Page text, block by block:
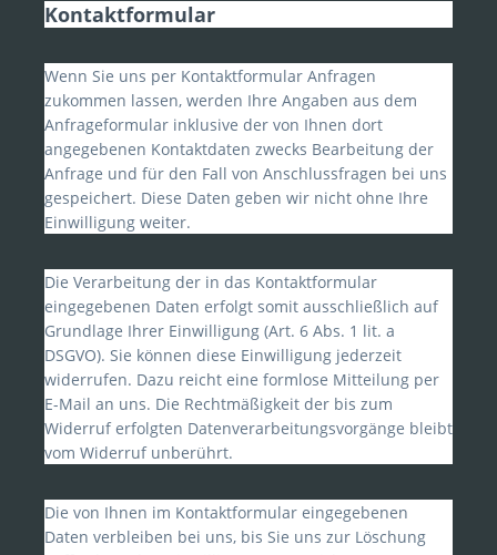
Kontaktformular
Wenn Sie uns per Kontaktformular Anfragen
zukommen lassen, werden Ihre Angaben aus dem
Anfrageformular inklusive der von Ihnen dort
angegebenen Kontaktdaten zwecks Bearbeitung der
Anfrage und für den Fall von Anschlussfragen bei uns
gespeichert. Diese Daten geben wir nicht ohne Ihre
Einwilligung weiter.
Die Verarbeitung der in das Kontaktformular
eingegebenen Daten erfolgt somit ausschließlich auf
Grundlage Ihrer Einwilligung (Art. 6 Abs. 1 lit. a
DSGVO). Sie können diese Einwilligung jederzeit
widerrufen. Dazu reicht eine formlose Mitteilung per
E-Mail an uns. Die Rechtmäßigkeit der bis zum
Widerruf erfolgten Datenverarbeitungsvorgänge bleibt
vom Widerruf unberührt.
Die von Ihnen im Kontaktformular eingegebenen
Daten verbleiben bei uns, bis Sie uns zur Löschung